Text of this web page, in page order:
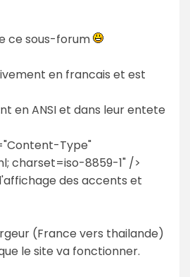
ce sous-forum
en francais et est
en ANSI et dans leur entete
Type"
charset=iso-8859-1" />
des accents et
(France vers thailande)
le site va fonctionner.